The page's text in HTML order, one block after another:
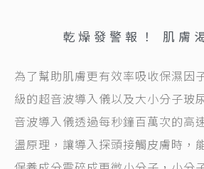
乾燥發警報！ 肌 膚
為了幫助肌膚更有效率吸收保濕因
級的超音波導入儀以及大小分子玻
音波導入儀透過每秒鐘百萬次的高
盪原理，讓導入探頭接觸皮膚時，